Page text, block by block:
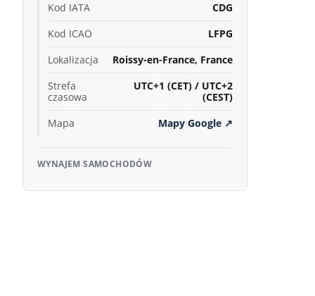
Kod IATA
CDG
Kod ICAO
LFPG
Lokalizacja
Roissy-en-France, France
Strefa
czasowa
UTC+1 (CET) / UTC+2
(CEST)
Mapa
Mapy Google ↗
WYNAJEM SAMOCHODÓW